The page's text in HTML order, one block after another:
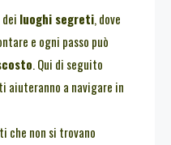
luoghi segreti, dove
e ogni passo può
. Qui di seguito
aiuteranno a navigare in
che non si trovano